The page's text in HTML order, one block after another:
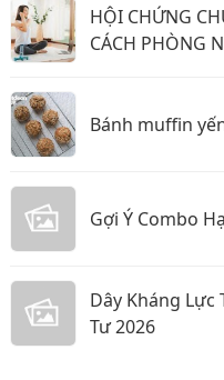
HỘI CHỨNG
CÁCH PHÒNG
Bánh muffin
Gợi Ý Combo
Dây Kháng Lực
Tư 2026